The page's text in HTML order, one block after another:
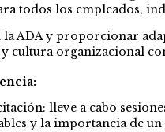
todos los empleados,
ADA y proporcionar
y cultura organizacional
lleve a cabo
y la importancia de